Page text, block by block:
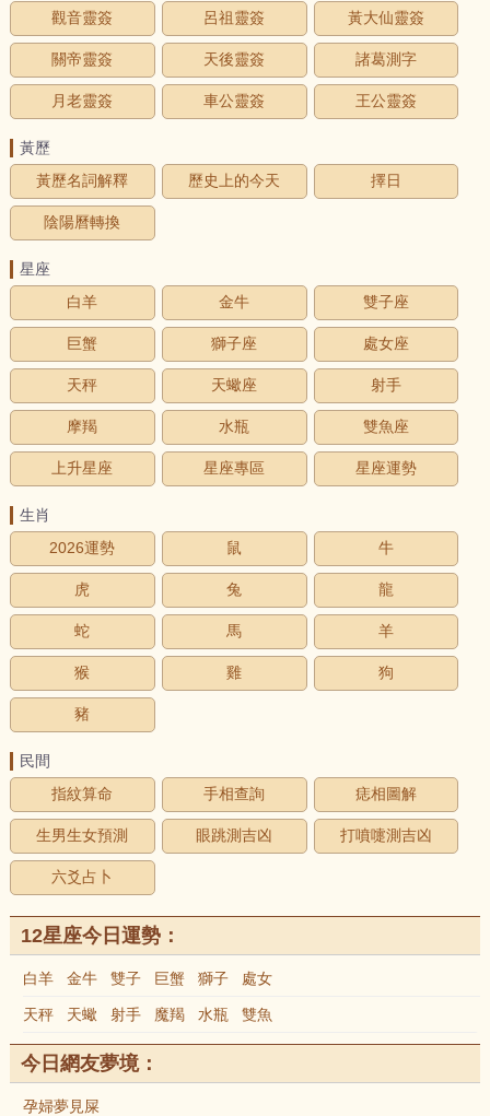
觀音靈簽
呂祖靈簽 黃大仙靈簽
關帝靈簽 天後靈簽 諸葛測字
月老靈簽 車公靈簽 王公靈簽
黃歷
黃歷名詞解釋
歷史上的今天 擇日
陰陽曆轉換
星座
白羊
金牛 雙子座
巨蟹 獅子座 處女座
天秤 天蠍座 射手
摩羯 水瓶 雙魚座
上升星座 星座專區 星座運勢
生肖
2026運勢
鼠 牛
虎 兔 龍
蛇 馬 羊
猴 雞 狗
豬
民間
指紋算命
手相查詢 痣相圖解
生男生女預測 眼跳測吉凶 打噴嚏測吉凶
六爻占卜
12星座今日運勢：
白羊 金牛 雙子 巨蟹 獅子 處女
天秤 天蠍 射手 魔羯 水瓶 雙魚
今日網友夢境：
孕婦夢見屎